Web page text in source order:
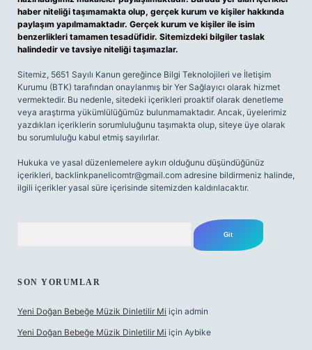
haber niteliği taşımamakta olup, gerçek kurum ve kişiler hakkında
paylaşım yapılmamaktadır. Gerçek kurum ve kişiler ile isim
benzerlikleri tamamen tesadüfidir. Sitemizdeki bilgiler taslak
halindedir ve tavsiye niteliği taşımazlar.
Sitemiz, 5651 Sayılı Kanun gereğince Bilgi Teknolojileri ve İletişim
Kurumu (BTK) tarafından onaylanmış bir Yer Sağlayıcı olarak hizmet
vermektedir. Bu nedenle, sitedeki içerikleri proaktif olarak denetleme
veya araştırma yükümlülüğümüz bulunmamaktadır. Ancak, üyelerimiz
yazdıkları içeriklerin sorumluluğunu taşımakta olup, siteye üye olarak
bu sorumluluğu kabul etmiş sayılırlar.
Hukuka ve yasal düzenlemelere aykırı olduğunu düşündüğünüz
içerikleri, backlinkpanelicomtr@gmail.com adresine bildirmeniz halinde,
ilgili içerikler yasal süre içerisinde sitemizden kaldırılacaktır.
SON YORUMLAR
Yeni Doğan Bebeğe Müzik Dinletilir Mi için admin
Yeni Doğan Bebeğe Müzik Dinletilir Mi için Aybike